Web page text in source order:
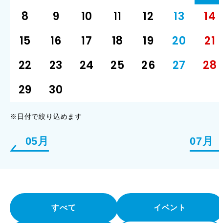
05月
8
9 10 11 12 13
14
15
16 17 18 19 20
21
22
23 24 25 26 27
28
29
30
※日付で絞り込めます
07月
すべて イベント